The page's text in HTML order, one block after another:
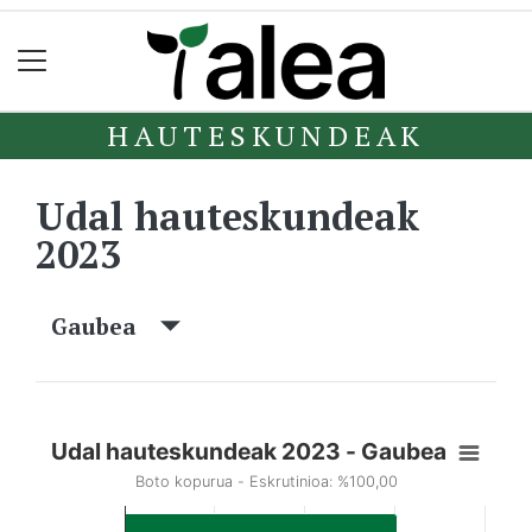
HAUTESKUNDEAK
Udal hauteskundeak
2023
Gaubea
Udal hauteskundeak 2023 - Gaubea
Boto kopurua - Eskrutinioa: %100,00